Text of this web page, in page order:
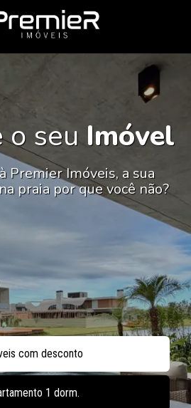
o seu Imóvel
Premier Imóveis, a sua
praia por que você não?
com desconto
1 dorm.